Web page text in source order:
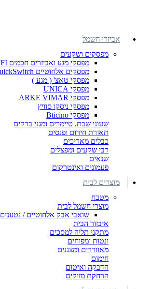
אביזרי חשמל
מפסקים ושקעים
מפסקי מגע ואביזרים חכמים WIFI
מפסקים אלחוטיים QuickSwitch
מפסקי טאצ' ( מגע )
מפסקי UNICA
מפסקי ARKE VIMAR
מפסקי ניסקו סוויץ
מפסקי Bticino
שעוני שבת, טיימרים ומגני ברקים
תאורת חירום ופנסים
כבלים מאריכים
רבי שקעים ומפצלים
שנאים
פעמונים ואינטרקום
מוצרים לבית
מטבח
מוצרי חשמל לבית
שואבי אבק אלחוטיים / נטענים
איבזור הבית
מתקני תליה למסכים
ונטות ומפוחים
מאווררים ומצננים
חימום
הדבקה ואיטום
הרחקת מזיקים